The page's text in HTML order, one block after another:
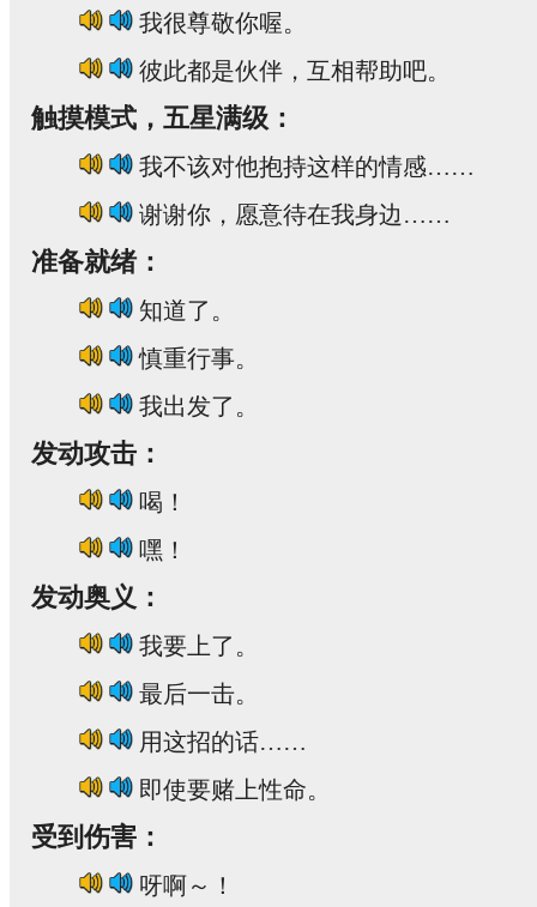
我很尊敬你喔。
彼此都是伙伴，互相帮助吧。
触摸模式，五星满级：
我不该对他抱持这样的情感……
谢谢你，愿意待在我身边……
准备就绪：
知道了。
慎重行事。
我出发了。
发动攻击：
喝！
嘿！
发动奥义：
我要上了。
最后一击。
用这招的话……
即使要赌上性命。
受到伤害：
呀啊～！